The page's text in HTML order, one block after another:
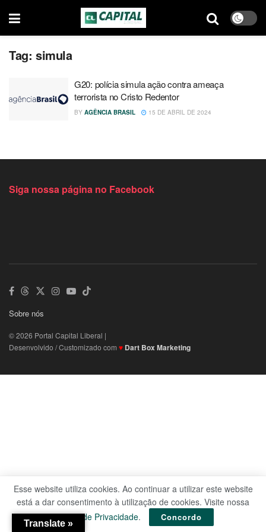
Tag: simula
G20: polícia simula ação contra ameaça
terrorista no Cristo Redentor
BY AGÊNCIA BRASIL 15 DE ABRIL DE 2024
Siga nossa página no Facebook
Sobre nós
© 2026 Portal Capital Liberal |
Desenvolvido / Customizado com ♥ Dart Box Marketing
Translate »
Esse website utiliza cookies. Ao continuar a utilizar este website
está a dar consentimento à utilização de cookies. Visite nossa
Política de Privacidade. Concordo